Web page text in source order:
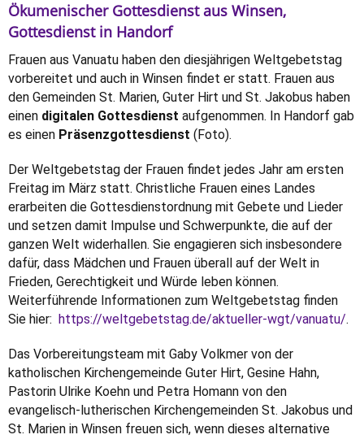
Ökumenischer Gottesdienst aus Winsen,
Gottesdienst in Handorf
Frauen aus Vanuatu haben den diesjährigen Weltgebetstag
vorbereitet und auch in Winsen findet er statt. Frauen aus
den Gemeinden St. Marien, Guter Hirt und St. Jakobus haben
einen digitalen Gottesdienst aufgenommen. In Handorf gab
es einen Präsenzgottesdienst (Foto).
Der Weltgebetstag der Frauen findet jedes Jahr am ersten
Freitag im März statt. Christliche Frauen eines Landes
erarbeiten die Gottesdienstordnung mit Gebete und Lieder
und setzen damit Impulse und Schwerpunkte, die auf der
ganzen Welt widerhallen. Sie engagieren sich insbesondere
dafür, dass Mädchen und Frauen überall auf der Welt in
Frieden, Gerechtigkeit und Würde leben können.
Weiterführende Informationen zum Weltgebetstag finden
Sie hier: https://weltgebetstag.de/aktueller-wgt/vanuatu/.
Das Vorbereitungsteam mit Gaby Volkmer von der
katholischen Kirchengemeinde Guter Hirt, Gesine Hahn,
Pastorin Ulrike Koehn und Petra Homann von den
evangelisch-lutherischen Kirchengemeinden St. Jakobus und
St. Marien in Winsen freuen sich, wenn dieses alternative